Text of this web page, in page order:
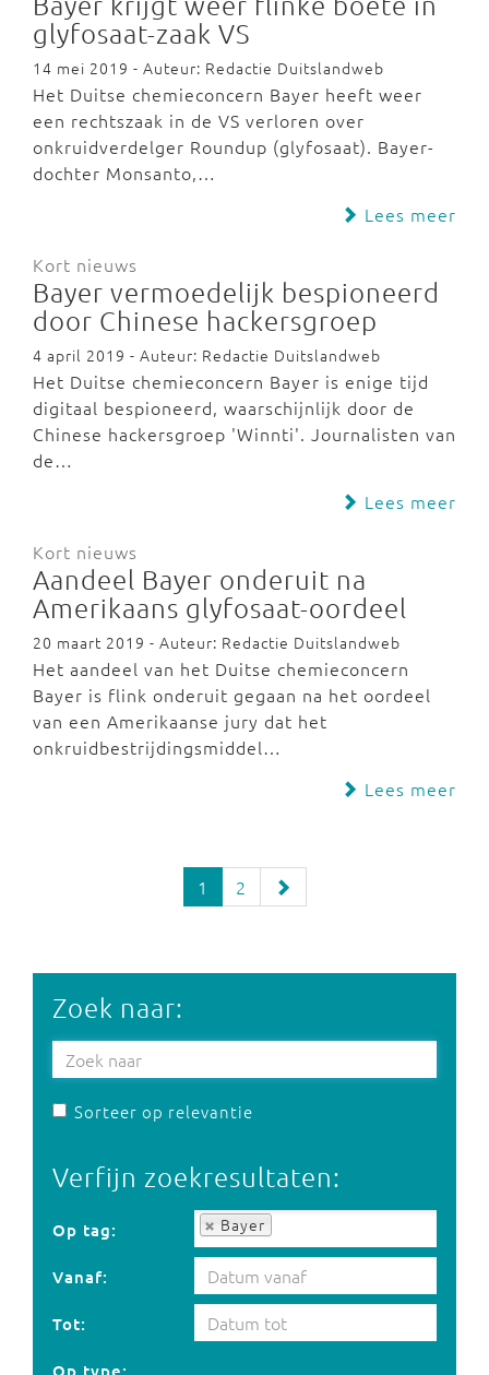
glyfosaat-zaak VS
14 mei 2019 - Auteur: Redactie Duitslandweb
Het Duitse chemieconcern Bayer heeft weer
een rechtszaak in de VS verloren over
onkruidverdelger Roundup (glyfosaat). Bayer-
dochter Monsanto,…
Lees meer
Kort nieuws
Bayer vermoedelijk bespioneerd
door Chinese hackersgroep
4 april 2019 - Auteur: Redactie Duitslandweb
Het Duitse chemieconcern Bayer is enige tijd
digitaal bespioneerd, waarschijnlijk door de
Chinese hackersgroep 'Winnti'. Journalisten van
de…
Lees meer
Kort nieuws
Aandeel Bayer onderuit na
Amerikaans glyfosaat-oordeel
20 maart 2019 - Auteur: Redactie Duitslandweb
Het aandeel van het Duitse chemieconcern
Bayer is flink onderuit gegaan na het oordeel
van een Amerikaanse jury dat het
onkruidbestrijdingsmiddel…
Lees meer
1 2
Zoek naar:
Sorteer op relevantie
Verfijn zoekresultaten:
Op tag: Bayer
Op tag:
Vanaf:
Tot:
Op type: